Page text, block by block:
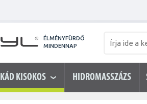
ÉLMÉNYFÜRDŐ
MINDENNAP
KÁD KISOKOS HIDROMASSZÁZS